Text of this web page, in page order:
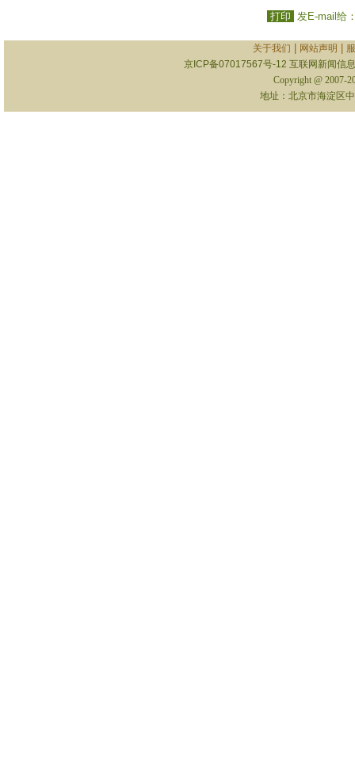
打印 发E-mail给
关于我们 网站声明
京ICP备07017567号-12 互联网新闻信
Copyright @ 2007-
地址：北京市海淀区